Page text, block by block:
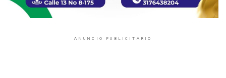
ANUNCIO PUBLICITARIO